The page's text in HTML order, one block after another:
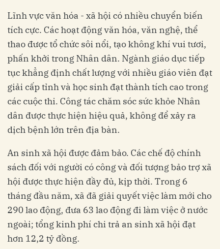
Lĩnh vực văn hóa - xã hội có nhiều chuyển biến
tích cực. Các hoạt động văn hóa, văn nghệ, thể
thao được tổ chức sôi nổi, tạo không khí vui tươi,
phấn khởi trong Nhân dân. Ngành giáo dục tiếp
tục khẳng định chất lượng với nhiều giáo viên đạt
giải cấp tỉnh và học sinh đạt thành tích cao trong
các cuộc thi. Công tác chăm sóc sức khỏe Nhân
dân được thực hiện hiệu quả, không để xảy ra
dịch bệnh lớn trên địa bàn.
An sinh xã hội được đảm bảo. Các chế độ chính
sách đối với người có công và đối tượng bảo trợ xã
hội được thực hiện đầy đủ, kịp thời. Trong 6
tháng đầu năm, xã đã giải quyết việc làm mới cho
290 lao động, đưa 63 lao động đi làm việc ở nước
ngoài; tổng kinh phí chi trả an sinh xã hội đạt
hơn 12,2 tỷ đồng.